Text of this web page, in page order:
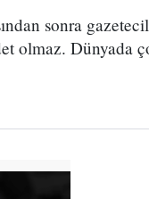
sonra
olmaz. Dünyada